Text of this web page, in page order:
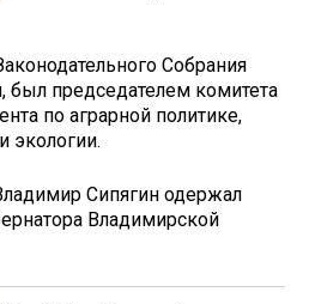
Собрания
был председателем комитета
по аграрной политике,
экологии.
Сипягин одержал
Владимирской